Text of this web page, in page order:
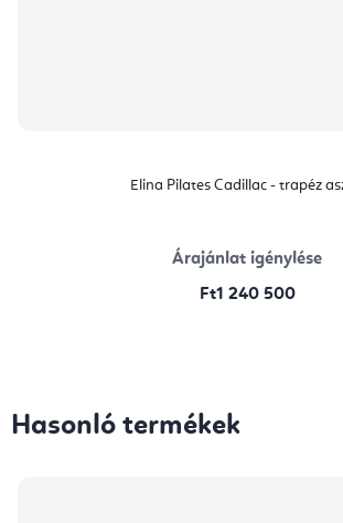
Elina Pilates Cadillac - trapéz
Árajánlat igénylése
Ft1 240 500
Hasonló termékek